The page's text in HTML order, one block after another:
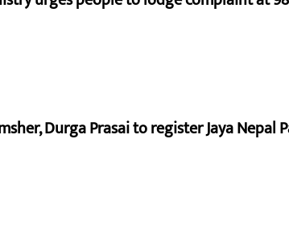
Durga Prasai to register Jaya Nepal